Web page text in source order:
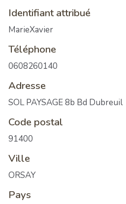
Identifiant attribué
MarieXavier
Téléphone
0608260140
Adresse
SOL PAYSAGE 8b Bd Dubreuil
Code postal
91400
Ville
ORSAY
Pays